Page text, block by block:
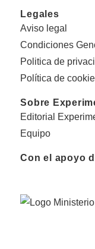
Legales
Aviso legal
Condiciones
Politica de
Política de
Sobre
Editorial
Equipo
Con el apoyo